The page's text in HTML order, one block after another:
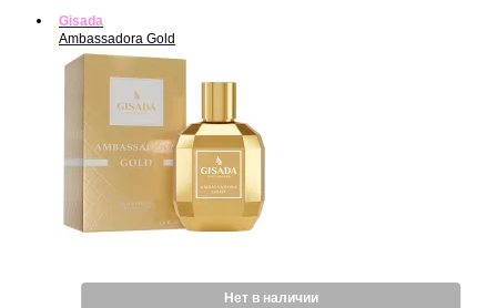
Gisada
Ambassadora Gold
Нет в наличии